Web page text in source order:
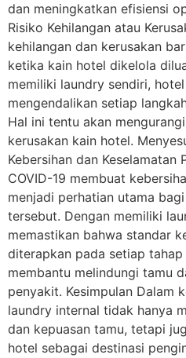
dan meningkatkan efisiensi
Risiko Kehilangan atau
kehilangan dan kerusakan
ketika kain hotel dikelola
memiliki laundry sendiri,
mengendalikan setiap
Hal ini tentu akan
kerusakan kain hotel.
Kebersihan dan
COVID-19 membuat
menjadi perhatian utama
tersebut. Dengan memiliki
memastikan bahwa standar
diterapkan pada setiap
membantu melindungi tamu
penyakit. Kesimpulan Dalam
laundry internal tidak hanya
dan kepuasan tamu, tetapi
hotel sebagai destinasi